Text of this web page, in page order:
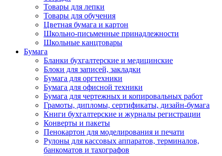
Товары для лепки
Товары для обучения
Цветная бумага и картон
Школьно-письменные принадлежности
Школьные канцтовары
Бумага
Бланки бухгалтерские и медицинские
Блоки для записей, закладки
Бумага для оргтехники
Бумага для офисной техники
Бумага для чертежных и копировальных работ
Грамоты, дипломы, сертификаты, дизайн-бумага
Книги бухгалтерские и журналы регистрации
Конверты и пакеты
Пенокартон для моделирования и печати
Рулоны для кассовых аппаратов, терминалов,
банкоматов и тахографов